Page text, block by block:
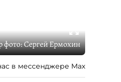
фото:Сергей Ермохин
в мессенджере Max